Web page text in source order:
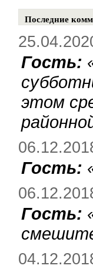
Последние
Гость:
этом
Гость:
Гость: